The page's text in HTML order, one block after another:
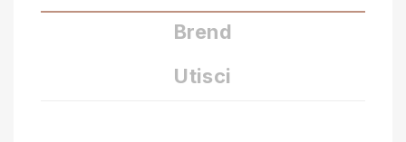
Brend
Utisci